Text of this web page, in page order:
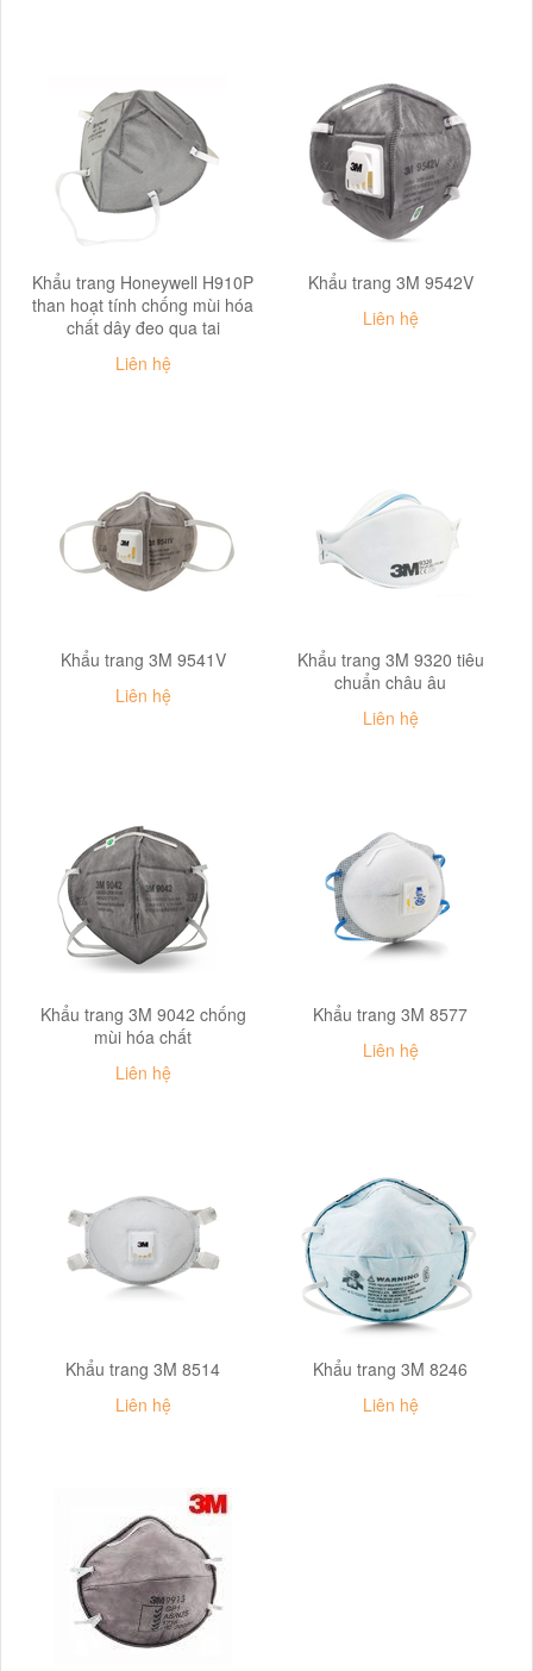
Khẩu trang Honeywell H910P
than hoạt tính chống mùi hóa
chất dây đeo qua tai
Liên hệ
Khẩu trang 3M 9542V
Liên hệ
Khẩu trang 3M 9541V
Liên hệ
Khẩu trang 3M 9320 tiêu
chuẩn châu âu
Liên hệ
Khẩu trang 3M 9042 chống
mùi hóa chất
Liên hệ
Khẩu trang 3M 8577
Liên hệ
Khẩu trang 3M 8514
Liên hệ
Khẩu trang 3M 8246
Liên hệ